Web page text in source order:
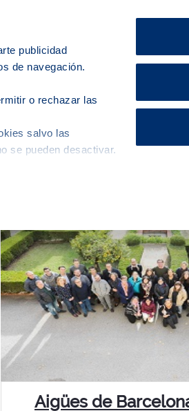
publicidad
de navegación.
o rechazar las
salvo las
se pueden desactivar.
CA
Ciudad
Aigües de